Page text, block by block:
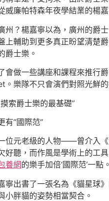
威廉帕特森年夜學結業的楊
？楊嘉寧以為，廣州的爵士
上輔助到更多真正盼望清楚
爵士樂。
做一些講座和課程來推行爵
樂隊不只會演們對照光鮮
爵士樂的最基礎”
“國際范”
元老級的人物——曾介入《
好聽，而作風是學術上的工
養網的樂手加倍‘國際范’一點
出書了一張名為《貓星球》
小胖貓的姿勢相當契合。